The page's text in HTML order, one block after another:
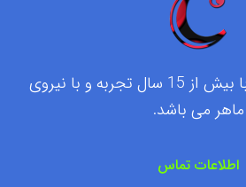
لوله بازکنی کاسپین با بیش از 15 سال تجربه و با نیروی
ماهر می باشد.
اطلاعات تماس